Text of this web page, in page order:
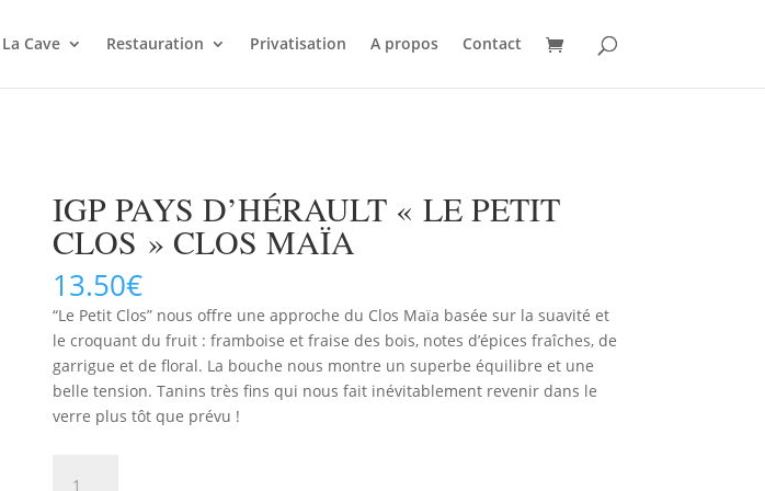
La Cave Restauration Privatisation A propos Contact
IGP PAYS D’HÉRAULT « LE PETIT
CLOS » CLOS MAÏA
13.50€
“Le Petit Clos” nous offre une approche du Clos Maïa basée sur la suavité et
le croquant du fruit : framboise et fraise des bois, notes d’épices fraîches, de
garrigue et de floral. La bouche nous montre un superbe équilibre et une
belle tension. Tanins très fins qui nous fait inévitablement revenir dans le
verre plus tôt que prévu !